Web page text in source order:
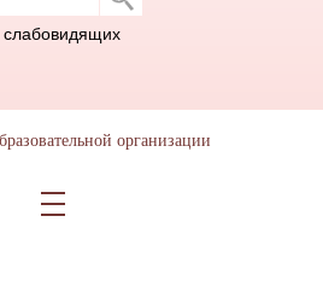
МБУДО
сотрудников МБУДО "РШИ"
профессионализм и творческое
и воспитания подрастающего
организации